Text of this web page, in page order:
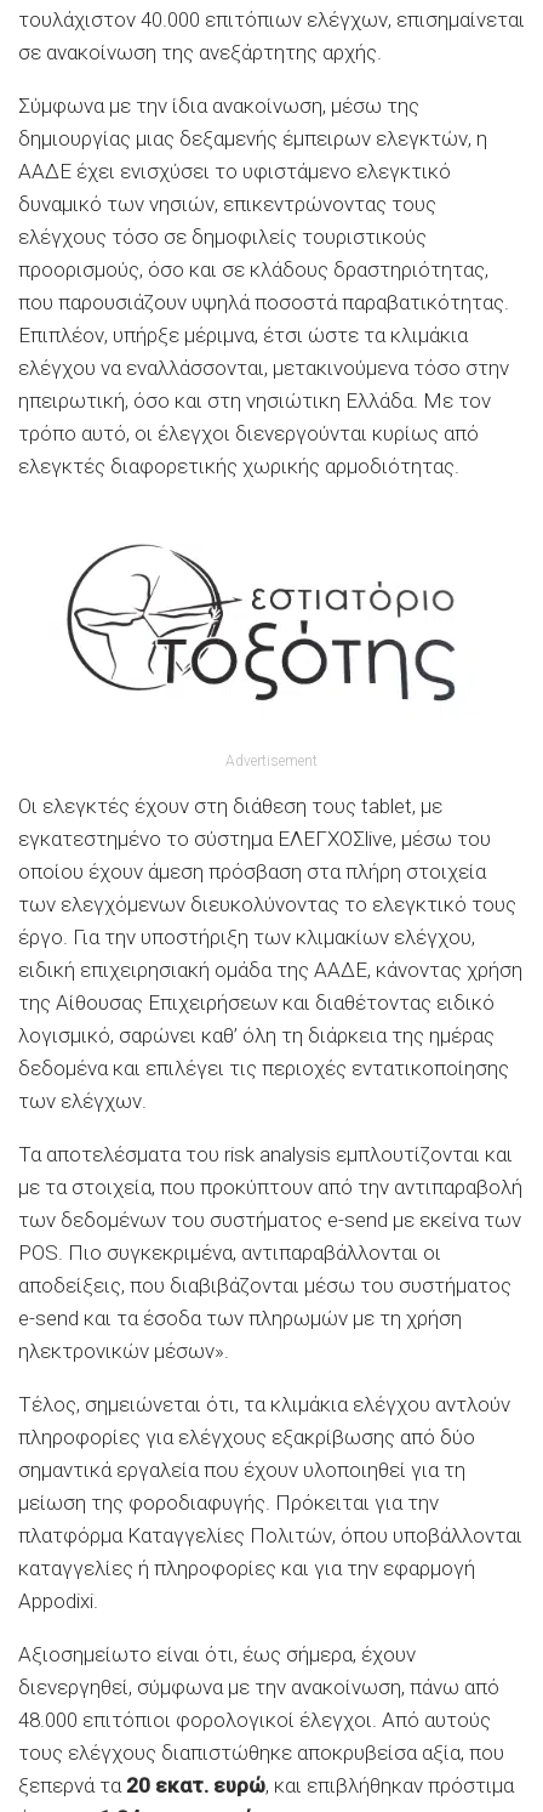
τουλάχιστον 40.000 επιτόπιων ελέγχων, επισημαίνεται
σε ανακοίνωση της ανεξάρτητης αρχής.
Σύμφωνα με την ίδια ανακοίνωση, μέσω της
δημιουργίας μιας δεξαμενής έμπειρων ελεγκτών, η
ΑΑΔΕ έχει ενισχύσει το υφιστάμενο ελεγκτικό
δυναμικό των νησιών, επικεντρώνοντας τους
ελέγχους τόσο σε δημοφιλείς τουριστικούς
προορισμούς, όσο και σε κλάδους δραστηριότητας,
που παρουσιάζουν υψηλά ποσοστά παραβατικότητας.
Επιπλέον, υπήρξε μέριμνα, έτσι ώστε τα κλιμάκια
ελέγχου να εναλλάσσονται, μετακινούμενα τόσο στην
ηπειρωτική, όσο και στη νησιώτικη Ελλάδα. Με τον
τρόπο αυτό, οι έλεγχοι διενεργούνται κυρίως από
ελεγκτές διαφορετικής χωρικής αρμοδιότητας.
Advertisement
Οι ελεγκτές έχουν στη διάθεση τους tablet, με
εγκατεστημένο το σύστημα ΕΛΕΓΧΟΣlive, μέσω του
οποίου έχουν άμεση πρόσβαση στα πλήρη στοιχεία
των ελεγχόμενων διευκολύνοντας το ελεγκτικό τους
έργο. Για την υποστήριξη των κλιμακίων ελέγχου,
ειδική επιχειρησιακή ομάδα της ΑΑΔΕ, κάνοντας χρήση
της Αίθουσας Επιχειρήσεων και διαθέτοντας ειδικό
λογισμικό, σαρώνει καθ’ όλη τη διάρκεια της ημέρας
δεδομένα και επιλέγει τις περιοχές εντατικοποίησης
των ελέγχων.
Τα αποτελέσματα του risk analysis εμπλουτίζονται και
με τα στοιχεία, που προκύπτουν από την αντιπαραβολή
των δεδομένων του συστήματος e-send με εκείνα των
POS. Πιο συγκεκριμένα, αντιπαραβάλλονται οι
αποδείξεις, που διαβιβάζονται μέσω του συστήματος
e-send και τα έσοδα των πληρωμών με τη χρήση
ηλεκτρονικών μέσων».
Τέλος, σημειώνεται ότι, τα κλιμάκια ελέγχου αντλούν
πληροφορίες για ελέγχους εξακρίβωσης από δύο
σημαντικά εργαλεία που έχουν υλοποιηθεί για τη
μείωση της φοροδιαφυγής. Πρόκειται για την
πλατφόρμα Καταγγελίες Πολιτών, όπου υποβάλλονται
καταγγελίες ή πληροφορίες και για την εφαρμογή
Appodixi.
Αξιοσημείωτο είναι ότι, έως σήμερα, έχουν
διενεργηθεί, σύμφωνα με την ανακοίνωση, πάνω από
48.000 επιτόπιοι φορολογικοί έλεγχοι. Από αυτούς
τους ελέγχους διαπιστώθηκε αποκρυβείσα αξία, που
ξεπερνά τα 20 εκατ. ευρώ, και επιβλήθηκαν πρόστιμα